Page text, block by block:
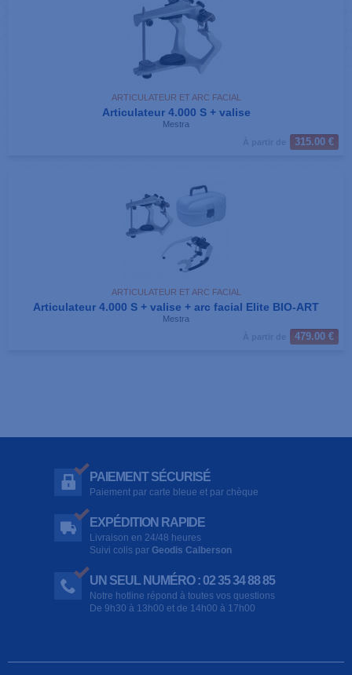
ARTICULATEUR ET ARC FACIAL
Articulateur 4.000 S + valise
Mestra
315.00 €
ARTICULATEUR ET ARC FACIAL
Articulateur 4.000 S + valise + arc facial Elite BIO-ART
Mestra
479.00 €
PAIEMENT SÉCURISÉ
Paiement par carte bleue et par chèque
EXPÉDITION RAPIDE
Livraison en 24/48 heures
Suivi colis par Geodis Calberson
UN SEUL NUMÉRO : 02 35 34 88 85
Notre hotline répond à toutes vos questions
De 9h30 à 13h00 et de 14h00 à 17h00